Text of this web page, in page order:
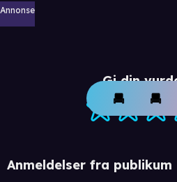
Annonse
Gi din
Anmeldelser fra publikum